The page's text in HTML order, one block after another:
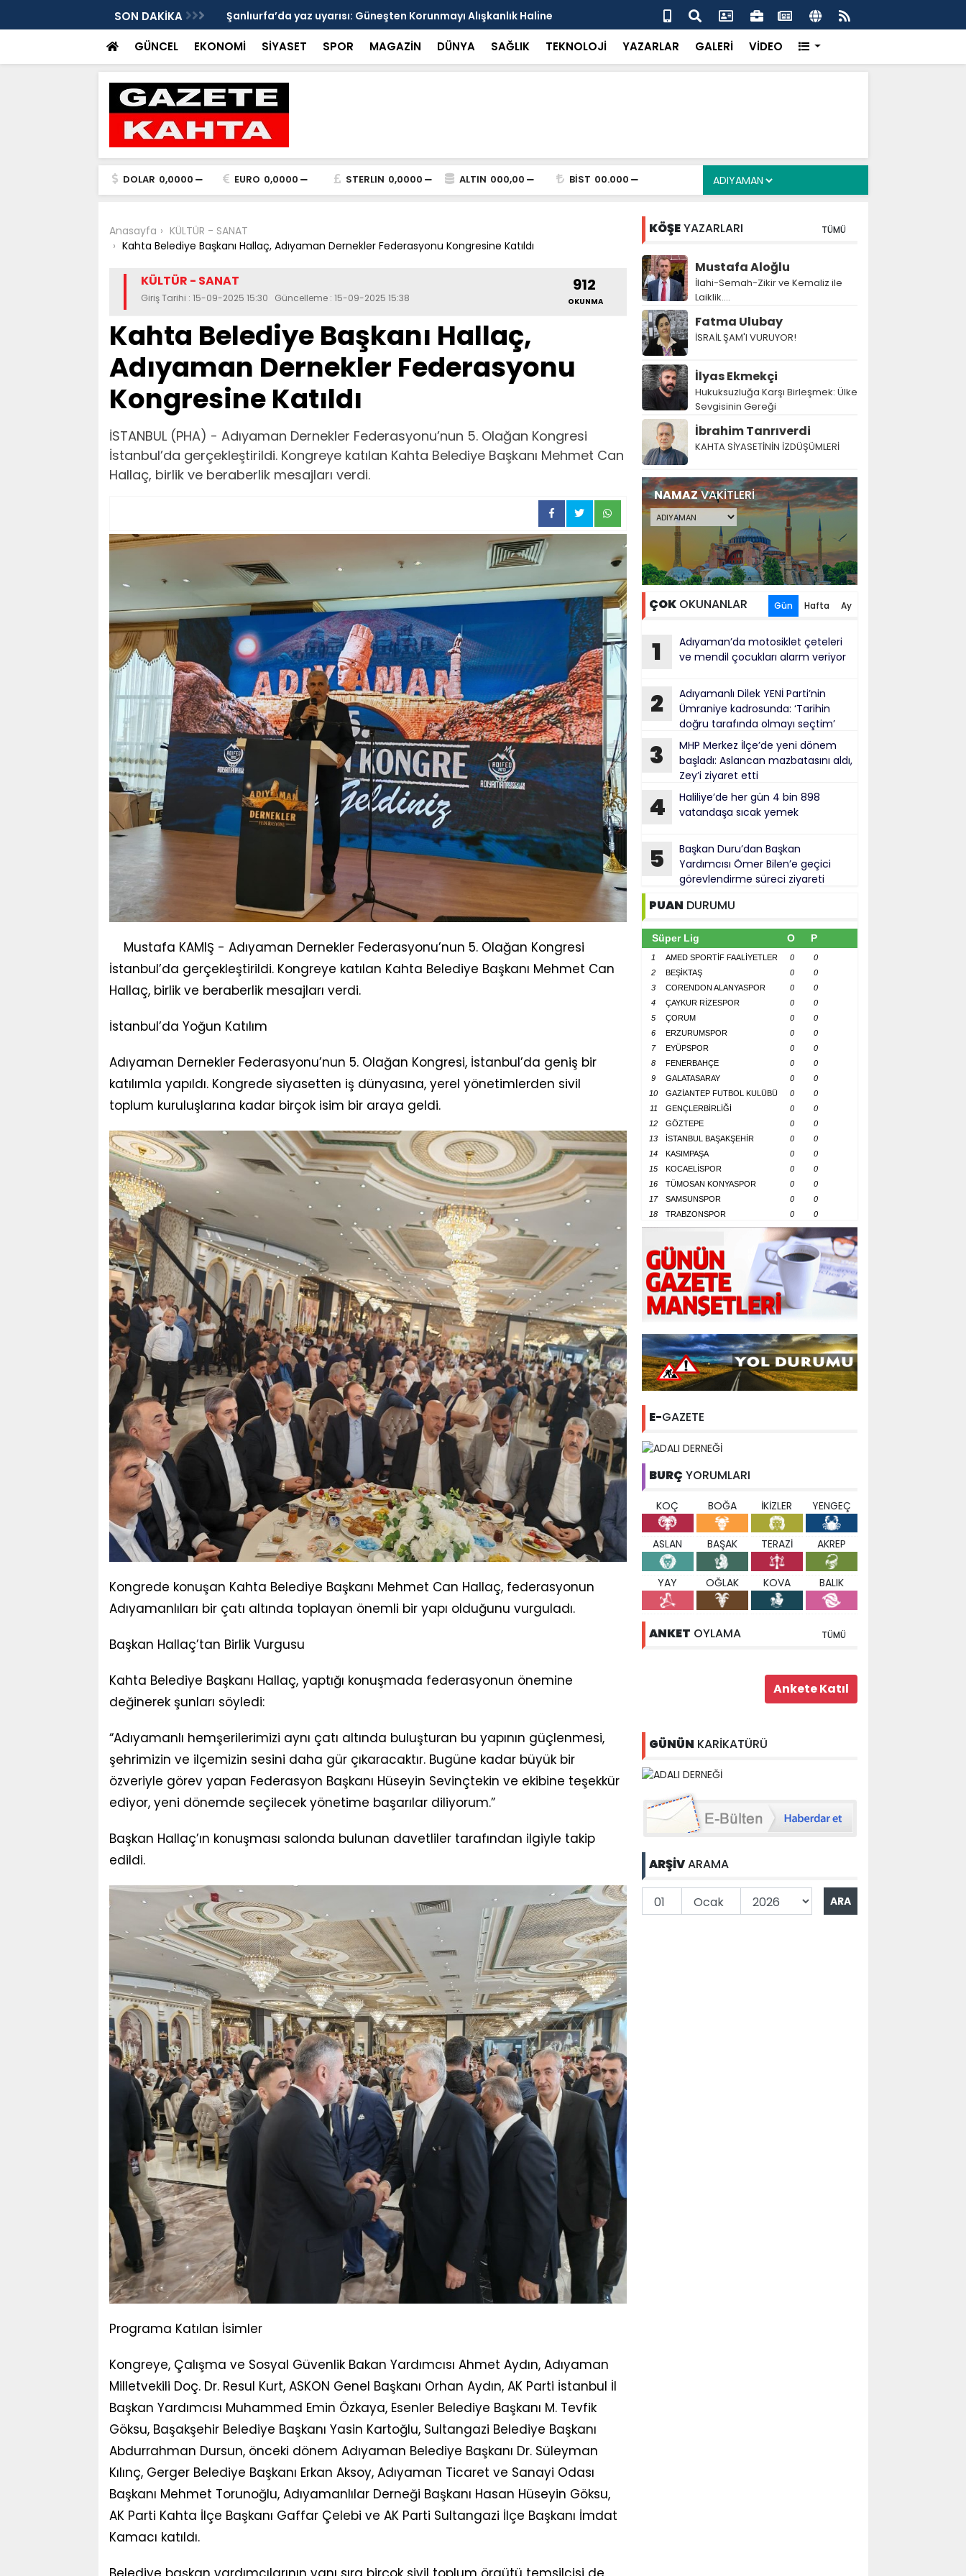
SON DAKİKA
Kahta İmtiyaz Sahibi Mustafa
Şanlıurfa’da yaz uyarısı: Güneşten Korunmayı Alışkanlık Haline
Getirin
Haliliye’de her gün 4 bin 898 vatandaşa sıcak yemek
GÜNCEL EKONOMİ SİYASET SPOR MAGAZİN DÜNYA SAĞLIK TEKNOLOJİ YAZARLAR GALERİ VİDEO
DOLAR 0,0000 EURO 0,0000 STERLIN 0,0000 ALTIN 000,00 BİST 00.000
Anasayfa
KÜLTÜR - SANAT
Kahta Belediye Başkanı Hallaç, Adıyaman Dernekler Federasyonu Kongresine Katıldı
KÜLTÜR - SANAT
Giriş Tarihi : 15-09-2025 15:30 Güncelleme : 15-09-2025 15:38
912
OKUNMA
Kahta Belediye Başkanı Hallaç,
Adıyaman Dernekler Federasyonu
Kongresine Katıldı
İSTANBUL (PHA) - Adıyaman Dernekler Federasyonu’nun 5. Olağan Kongresi
İstanbul’da gerçekleştirildi. Kongreye katılan Kahta Belediye Başkanı Mehmet Can
Hallaç, birlik ve beraberlik mesajları verdi.
Mustafa KAMIŞ - Adıyaman Dernekler Federasyonu’nun 5. Olağan Kongresi
İstanbul’da gerçekleştirildi. Kongreye katılan Kahta Belediye Başkanı Mehmet Can
Hallaç, birlik ve beraberlik mesajları verdi.
İstanbul’da Yoğun Katılım
Adıyaman Dernekler Federasyonu’nun 5. Olağan Kongresi, İstanbul’da geniş bir
katılımla yapıldı. Kongrede siyasetten iş dünyasına, yerel yönetimlerden sivil
toplum kuruluşlarına kadar birçok isim bir araya geldi.
Kongrede konuşan Kahta Belediye Başkanı Mehmet Can Hallaç, federasyonun
Adıyamanlıları bir çatı altında toplayan önemli bir yapı olduğunu vurguladı.
Başkan Hallaç’tan Birlik Vurgusu
Kahta Belediye Başkanı Hallaç, yaptığı konuşmada federasyonun önemine
değinerek şunları söyledi:
“Adıyamanlı hemşerilerimizi aynı çatı altında buluşturan bu yapının güçlenmesi,
şehrimizin ve ilçemizin sesini daha gür çıkaracaktır. Bugüne kadar büyük bir
özveriyle görev yapan Federasyon Başkanı Hüseyin Sevinçtekin ve ekibine teşekkür
ediyor, yeni dönemde seçilecek yönetime başarılar diliyorum.”
Başkan Hallaç’ın konuşması salonda bulunan davetliler tarafından ilgiyle takip
edildi.
Programa Katılan İsimler
Kongreye, Çalışma ve Sosyal Güvenlik Bakan Yardımcısı Ahmet Aydın, Adıyaman
Milletvekili Doç. Dr. Resul Kurt, ASKON Genel Başkanı Orhan Aydın, AK Parti İstanbul İl
Başkan Yardımcısı Muhammed Emin Özkaya, Esenler Belediye Başkanı M. Tevfik
Göksu, Başakşehir Belediye Başkanı Yasin Kartoğlu, Sultangazi Belediye Başkanı
Abdurrahman Dursun, önceki dönem Adıyaman Belediye Başkanı Dr. Süleyman
Kılınç, Gerger Belediye Başkanı Erkan Aksoy, Adıyaman Ticaret ve Sanayi Odası
Başkanı Mehmet Torunoğlu, Adıyamanlılar Derneği Başkanı Hasan Hüseyin Göksu,
AK Parti Kahta İlçe Başkanı Gaffar Çelebi ve AK Parti Sultangazi İlçe Başkanı İmdat
Kamacı katıldı.
KÖŞEYAZARLARI TÜMÜ
Mustafa Aloğlu
İlahi-Semah-Zikir ve Kemaliz ile
Laiklik….
Fatma Ulubay
İSRAİL ŞAM'I VURUYOR!
İlyas Ekmekçi
Hukuksuzluğa Karşı Birleşmek: Ülke
Sevgisinin Gereği
İbrahim Tanrıverdi
KAHTA SİYASETİNİN İZDÜŞÜMLERİ
NAMAZVAKİTLERİ
ÇOKOKUNANLAR Gün Hafta Ay
1
Adıyaman’da motosiklet çeteleri
ve mendil çocukları alarm veriyor
2
Adıyamanlı Dilek YENİ Parti’nin
Ümraniye kadrosunda: ‘Tarihin
doğru tarafında olmayı seçtim’
3
MHP Merkez İlçe’de yeni dönem
başladı: Aslancan mazbatasını aldı,
Zey’i ziyaret etti
4
Haliliye’de her gün 4 bin 898
vatandaşa sıcak yemek
5
Başkan Duru’dan Başkan
Yardımcısı Ömer Bilen’e geçici
görevlendirme süreci ziyareti
PUAN DURUMU
Süper Lig O P
1 AMED SPORTİF FAALİYETLER 0
0
2
BEŞİKTAŞ 0
0
3
CORENDON ALANYASPOR 0
0
4
ÇAYKUR RİZESPOR 0
0
5
ÇORUM 0
0
6
ERZURUMSPOR 0
0
7
EYÜPSPOR 0
0
8
FENERBAHÇE 0
0
9
GALATASARAY 0
0
10
GAZİANTEP FUTBOL KULÜBÜ 0
0
11
GENÇLERBİRLİĞİ 0
0
12
GÖZTEPE 0
0
13
İSTANBUL BAŞAKŞEHİR 0
0
14
KASIMPAŞA 0
0
15
KOCAELİSPOR 0
0
16
TÜMOSAN KONYASPOR 0
0
17
SAMSUNSPOR 0
0
18
TRABZONSPOR 0 0
E-GAZETE
BURÇ YORUMLARI
KOÇ BOĞA İKİZLER YENGEÇ
ASLAN BAŞAK TERAZİ AKREP
YAY OĞLAK KOVA BALIK
ANKET OYLAMA TÜMÜ
GÜNÜN KARİKATÜRÜ
ARŞİVARAMA